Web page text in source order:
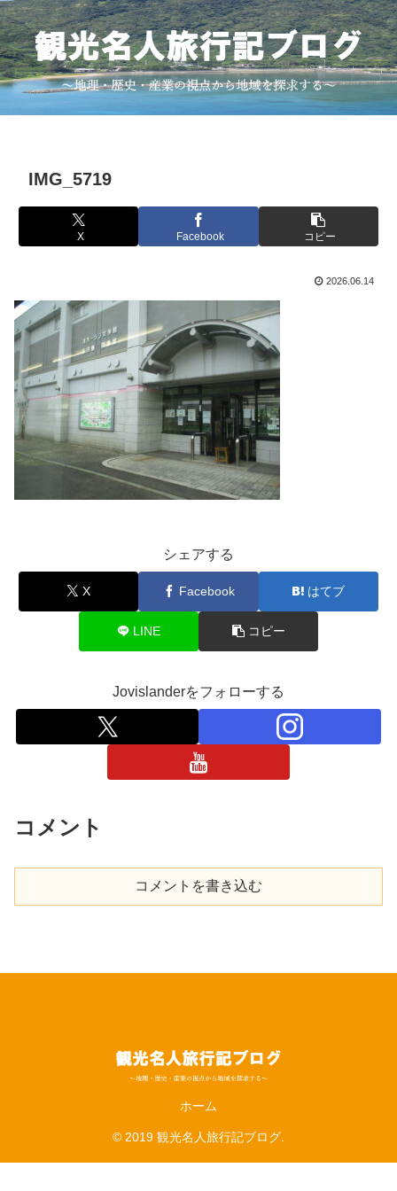
IMG_5719
X Facebook コピー
2026.06.14
シェアする
X Facebook はてブ
LINE コピー
Jovislanderをフォローする
コメント
コメントを書き込む
ホーム
© 2019 観光名人旅行記ブログ.